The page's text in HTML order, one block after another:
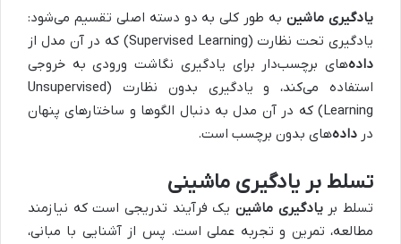
یادگیری ماشینبه طور کلی به دو دسته اصلی تقسیم می‌شود:
یادگیری تحت نظارت (Supervised Learning) که در آن مدل از
داده‌های برچسب‌دار برای یادگیری نگاشت ورودی به خروجی
استفاده می‌کند، و یادگیری بدون نظارت (Unsupervised
Learning) که در آن مدل به دنبال الگوها و ساختارهای پنهان
در داده‌های بدون برچسب است.
تسلط بر یادگیری ماشینی
تسلط بریادگیری ماشین یک فرآیند تدریجی است که نیازمند
مطالعه، تمرین و تجربه عملی است. پس از آشنایی با مبانی،